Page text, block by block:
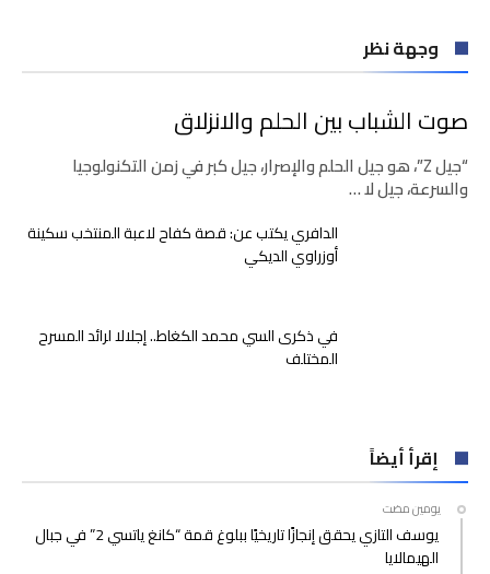
وجهة نظر
صوت الشباب بين الحلم والانزلاق
“جيل Z”، هو جيل الحلم والإصرار، جيل كبر في زمن التكنولوجيا
والسرعة، جيل لا …
الدافري يكتب عن: قصة كفاح لاعبة المنتخب سكينة
أوزراوي الديكي
في ذكرى السي محمد الكغاط.. إجلالا لرائد المسرح
المختلف
إقرأ أيضاً
‫‫‫‏‫يومين مضت‬
يوسف التازي يحقق إنجازًا تاريخيًا ببلوغ قمة “كانغ ياتسي 2” في جبال
الهيمالايا